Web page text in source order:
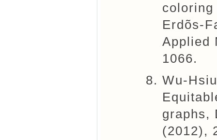
Erdõs-
Applied
1066.
Wu-
graphs,
(2012),